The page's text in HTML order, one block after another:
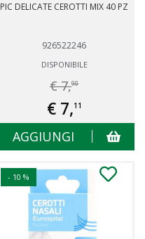
PIC DELICATE CEROTTI MIX 40 PZ
926522246
DISPONIBILE
€ 7,90
€ 7,11
AGGIUNGI
- 10 %